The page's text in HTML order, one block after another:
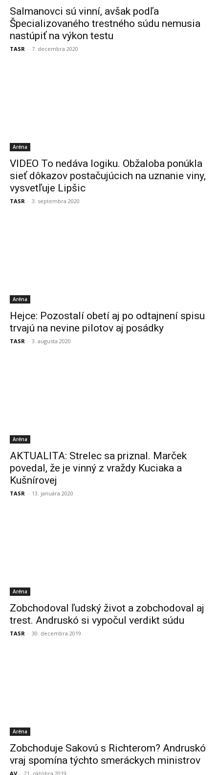
Salmanovci sú vinní, avšak podľa
Špecializovaného trestného súdu nemusia
nastúpiť na výkon testu
TASR - 7. decembra 2020
Aréna
VIDEO To nedáva logiku. Obžaloba ponúkla
sieť dôkazov postačujúcich na uznanie viny,
vysvetľuje Lipšic
TASR - 3. septembra 2020
Aréna
Hejce: Pozostalí obetí aj po odtajnení spisu
trvajú na nevine pilotov aj posádky
TASR - 3. augusta 2020
Aréna
AKTUALITA: Strelec sa priznal. Marček
povedal, že je vinný z vraždy Kuciaka a
Kušnírovej
TASR - 13. januára 2020
Aréna
Zobchodoval ľudský život a zobchodoval aj
trest. Andruskó si vypočul verdikt súdu
TASR - 30. decembra 2019
Aréna
Zobchoduje Sakovú s Richterom? Andruskó
vraj spomína týchto smeráckych ministrov
AV - 21. októbra 2019